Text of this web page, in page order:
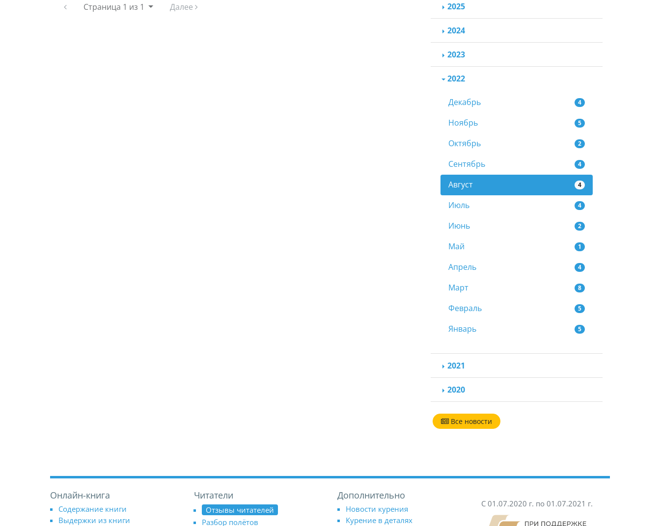
Страница 1 из 1 Далее 2025
2024
2023
2022
Декабрь 4
Ноябрь 5
Октябрь 2
Сентябрь 4
Август 4
Июль 4
Июнь 2
Май 1
Апрель 4
Март 8
Февраль 5
Январь 5
2021
2020
Все новости
Онлайн-книга
Содержание книги
Выдержки из книги
Читатели
Отзывы читателей
Разбор полётов
Дополнительно
Новости курения
Курение в деталях
С 01.07.2020 г. по 01.07.2021 г.